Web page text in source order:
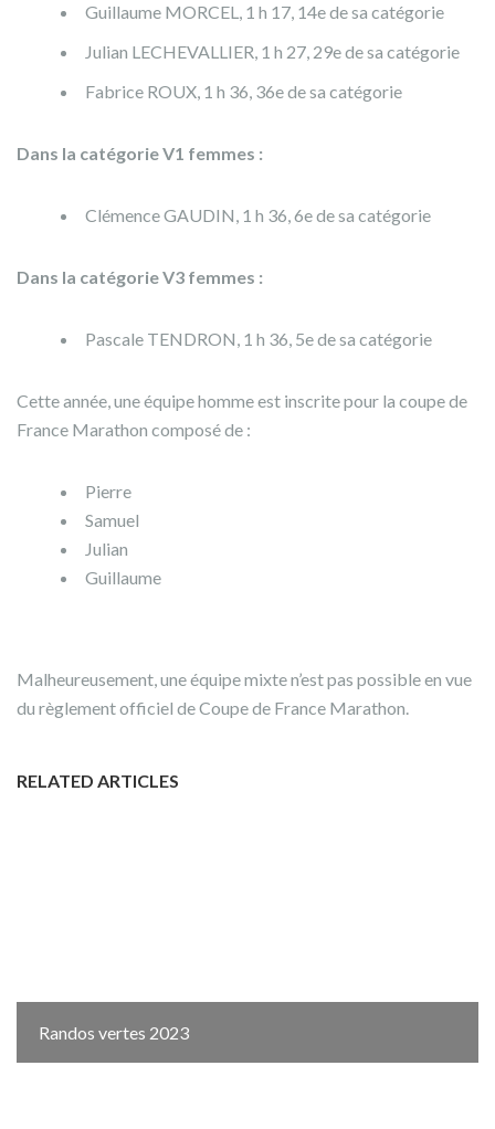
Guillaume MORCEL, 1 h 17, 14e de sa catégorie
Julian LECHEVALLIER, 1 h 27, 29e de sa catégorie
Fabrice ROUX, 1 h 36, 36e de sa catégorie
Dans la catégorie V1 femmes :
Clémence GAUDIN, 1 h 36, 6e de sa catégorie
Dans la catégorie V3 femmes :
Pascale TENDRON, 1 h 36, 5e de sa catégorie
Cette année, une équipe homme est inscrite pour la coupe de
France Marathon composé de :
Pierre
Samuel
Julian
Guillaume
Malheureusement, une équipe mixte n’est pas possible en vue
du règlement officiel de Coupe de France Marathon.
RELATED ARTICLES
Randos vertes 2023